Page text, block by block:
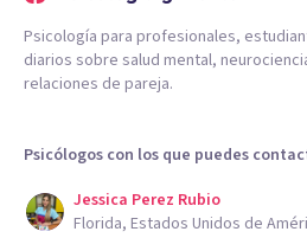
Psicología para profesionales,
diarios sobre salud mental,
relaciones de pareja.
Psicólogos con los que puedes
Jessica Perez Rubio
Florida, Estados Unidos de